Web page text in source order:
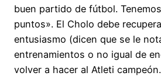
buen partido de fútbol.
puntos». El Cholo debe
entusiasmo (dicen que se le
entrenamientos o no igual de
volver a hacer al Atleti